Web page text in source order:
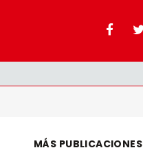
MÁS PUBLICACIONES